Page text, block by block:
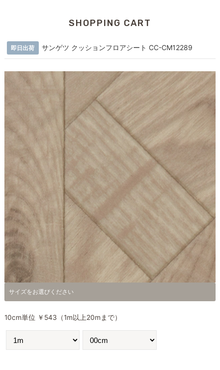
SHOPPING CART
即日出荷 サンゲツ クッションフロアシート CC-CM12289
サイズをお選びください
10cm単位 ￥543（1m以上20mまで）